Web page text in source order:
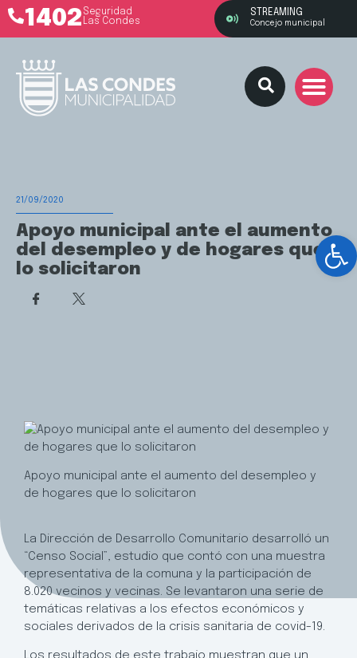
1402 Seguridad
Las Condes
STREAMING
Concejo municipal
21/09/2020
Apoyo municipal ante el aumento
del desempleo y de hogares que
lo solicitaron
Apoyo municipal ante el aumento del desempleo y
de hogares que lo solicitaron
La Dirección de Desarrollo Comunitario desarrolló un
“Censo Social”, estudio que contó con una muestra
representativa de la comuna y la participación de
8.020 vecinos y vecinas. Se levantaron una serie de
temáticas relativas a los efectos económicos y
sociales derivados de la crisis sanitaria de covid-19.